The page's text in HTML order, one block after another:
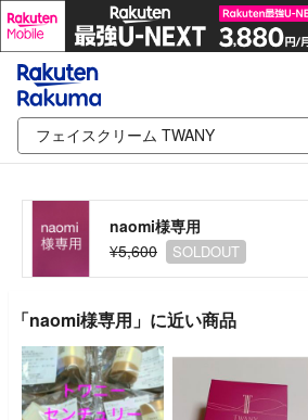
naomi様専用
¥5,600
SOLDOUT
「naomi様専用」に近い商品